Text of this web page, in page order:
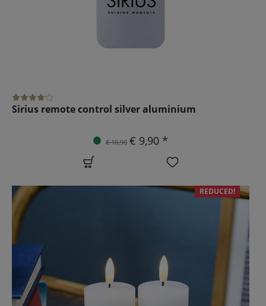
Sirius remote control silver aluminium
€ 10,90 € 9,90 *
REDUCED!